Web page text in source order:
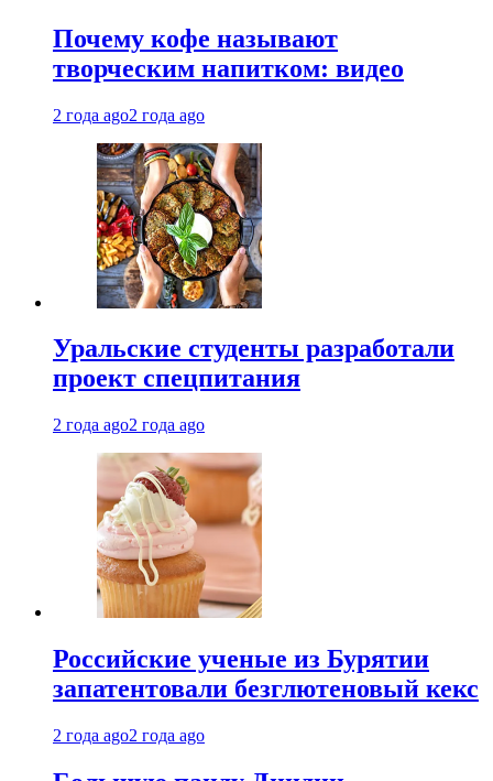
Почему кофе называют
творческим напитком: видео
2 года ago2 года ago
Уральские студенты разработали
проект спецпитания
2 года ago2 года ago
Российские ученые из Бурятии
запатентовали безглютеновый кекс
2 года ago2 года ago